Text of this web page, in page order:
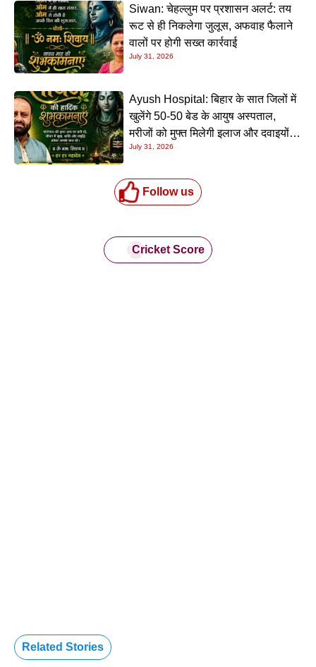
Siwan: चेहल्लुम पर प्रशासन अलर्ट: तय
रूट से ही निकलेगा जुलूस, अफवाह फैलाने
वालों पर होगी सख्त कार्रवाई
July 31, 2026
Ayush Hospital: बिहार के सात जिलों में
खुलेंगे 50-50 बेड के आयुष अस्पताल,
मरीजों को मुफ्त मिलेगी इलाज और दवाइयों
की सुविधा
July 31, 2026
Follow us
Cricket Score
Related Stories